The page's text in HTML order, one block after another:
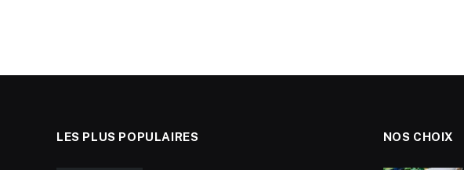
LES PLUS POPULAIRES NOS CHOIX